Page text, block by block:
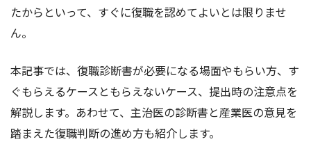
たからといって、すぐに復職を認めてよいとは限りませ
ん。
本記事では、復職診断書が必要になる場面やもらい方、す
ぐもらえるケースともらえないケース、提出時の注意点を
解説します。あわせて、主治医の診断書と産業医の意見を
踏まえた復職判断の進め方も紹介します。